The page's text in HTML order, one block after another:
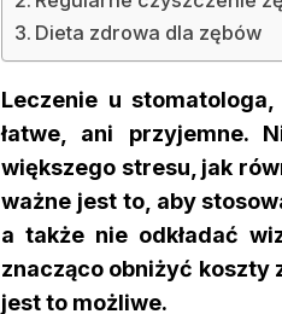
Dieta zdrowa dla zębów
Leczenie u
łatwe, ani przyjemne.
większego stresu, jak
ważne jest to, aby
a także nie odkładać
znacząco obniżyć koszty
jest to możliwe.